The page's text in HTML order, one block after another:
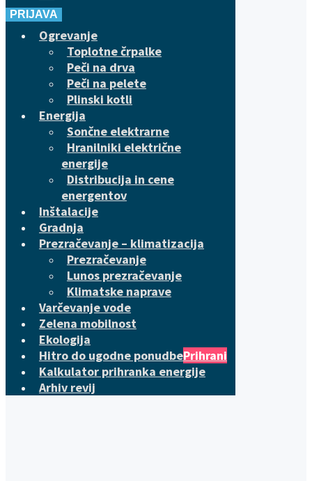
PRIJAVA
Ogrevanje
Toplotne črpalke
Peči na drva
Peči na pelete
Plinski kotli
Energija
Sončne elektrarne
Hranilniki električne
energije
Distribucija in cene
energentov
Inštalacije
Gradnja
Prezračevanje – klimatizacija
Prezračevanje
Lunos prezračevanje
Klimatske naprave
Varčevanje vode
Zelena mobilnost
Ekologija
Hitro do ugodne ponudbePrihrani
Kalkulator prihranka energije
Arhiv revij